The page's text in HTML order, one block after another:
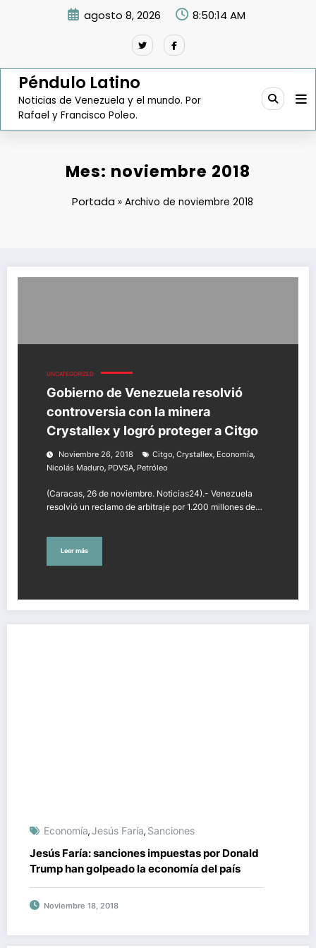
agosto 8, 2026 8:50:15 AM
Péndulo Latino
Noticias de Venezuela y el mundo. Por
Rafael y Francisco Poleo.
Mes: noviembre 2018
Portada »Archivo de noviembre 2018
UNCATEGORIZED
Gobierno de Venezuela resolvió
controversia con la minera
Crystallex y logró proteger a Citgo
Noviembre 26, 2018 Citgo, Crystallex, Economía,
Nicolás Maduro, PDVSA, Petróleo
(Caracas, 26 de noviembre. Noticias24).- Venezuela
resolvió un reclamo de arbitraje por 1.200 millones de…
Leer más
Economía,Jesús Faría, Sanciones
Jesús Faría: sanciones impuestas por Donald
Trump han golpeado la economía del país
Noviembre 18, 2018